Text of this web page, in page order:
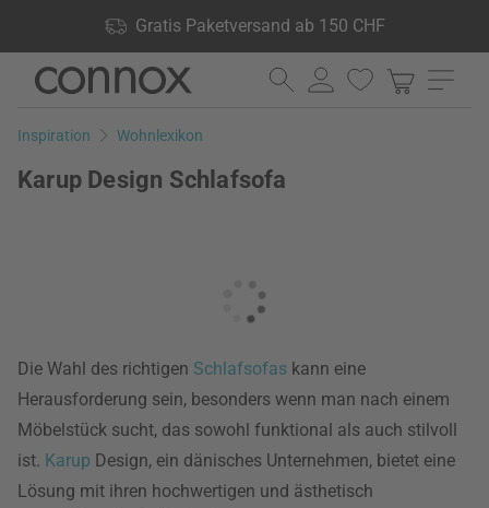
Gratis Paketversand ab 150 CHF
Produkte lagernd, 60 Tage Rückgaberecht
Direkt
Seiteninhalt
Direkt
Suchfeld
Inspiration Wohnlexikon
Karup Design Schlafsofa
Die Wahl des richtigen Schlafsofas kann eine
Herausforderung sein, besonders wenn man nach einem
Möbelstück sucht, das sowohl funktional als auch stilvoll
ist. Karup Design, ein dänisches Unternehmen, bietet eine
Lösung mit ihren hochwertigen und ästhetisch